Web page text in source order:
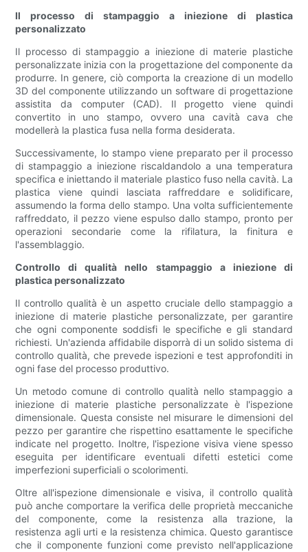
Il processo di stampaggio a iniezione di plastica
personalizzato
Il processo di stampaggio a iniezione di materie plastiche
personalizzate inizia con la progettazione del componente da
produrre. In genere, ciò comporta la creazione di un modello
3D del componente utilizzando un software di progettazione
assistita da computer (CAD). Il progetto viene quindi
convertito in uno stampo, ovvero una cavità cava che
modellerà la plastica fusa nella forma desiderata.
Successivamente, lo stampo viene preparato per il processo
di stampaggio a iniezione riscaldandolo a una temperatura
specifica e iniettando il materiale plastico fuso nella cavità. La
plastica viene quindi lasciata raffreddare e solidificare,
assumendo la forma dello stampo. Una volta sufficientemente
raffreddato, il pezzo viene espulso dallo stampo, pronto per
operazioni secondarie come la rifilatura, la finitura e
l'assemblaggio.
Controllo di qualità nello stampaggio a iniezione di
plastica personalizzato
Il controllo qualità è un aspetto cruciale dello stampaggio a
iniezione di materie plastiche personalizzate, per garantire
che ogni componente soddisfi le specifiche e gli standard
richiesti. Un'azienda affidabile disporrà di un solido sistema di
controllo qualità, che prevede ispezioni e test approfonditi in
ogni fase del processo produttivo.
Un metodo comune di controllo qualità nello stampaggio a
iniezione di materie plastiche personalizzate è l'ispezione
dimensionale. Questa consiste nel misurare le dimensioni del
pezzo per garantire che rispettino esattamente le specifiche
indicate nel progetto. Inoltre, l'ispezione visiva viene spesso
eseguita per identificare eventuali difetti estetici come
imperfezioni superficiali o scolorimenti.
Oltre all'ispezione dimensionale e visiva, il controllo qualità
può anche comportare la verifica delle proprietà meccaniche
del componente, come la resistenza alla trazione, la
resistenza agli urti e la resistenza chimica. Questo garantisce
che il componente funzioni come previsto nell'applicazione